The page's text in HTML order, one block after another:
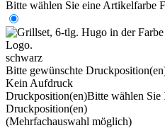
Bitte wählen Sie eine Artikelfarbe
schwarz
Bitte gewünschte
Kein Aufdruck
Druckposition(en)Bitte wählen Sie
Druckposition(en)
(Mehrfachauswahl möglich)